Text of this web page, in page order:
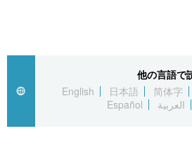
国際
社会
アーカイブ
Japan Data
旅と暮らし
文化
科学・技術
暮らし
他の言語で
English
日本語 简体字
Español
العربية